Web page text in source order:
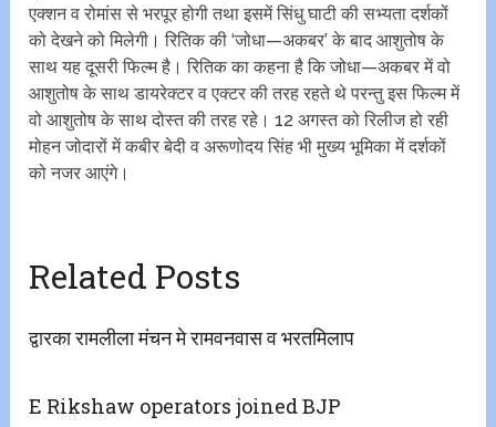
एक्शन व रोमांस से भरपूर होगी तथा इसमें सिंधु घाटी की सभ्यता दर्शकों
को देखने को मिलेगी। रितिक की ‘जोधा—अकबर’ के बाद आशुतोष के
साथ यह दूसरी ​फिल्म है। रितिक का कहना है कि जोधा—अकबर में वो
आशुतोष के साथ डायरेक्टर व एक्टर की तरह रहते थे परन्तु इस फिल्म में
वो आशुतोष के साथ दोस्त की तरह रहे। 12 अगस्त को रिलीज हो रही
मोहन जोदारों में कबीर बेदी व अरूणोदय सिंह भी मुख्य भूमिका में दर्शकों
को नजर आएंगे।
Related Posts
द्वारका रामलीला मंचन मे रामवनवास व भरतमिलाप
E Rikshaw operators joined BJP